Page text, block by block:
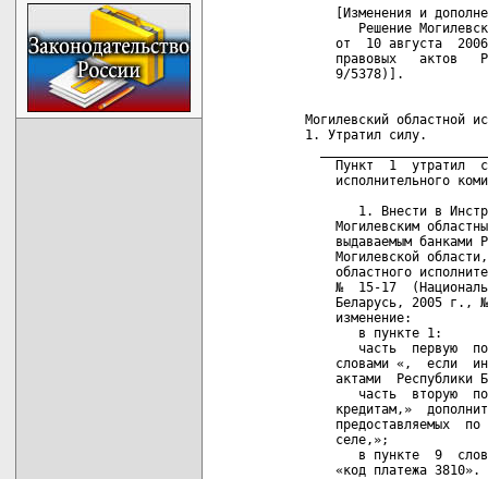
[Изменения и
Решение
от  10 августа
правовых   актов
         9/5378)].
Могилевский областной
     1. Утратил силу.
Пункт  1  утратил
исполнительного
1. Внести в
Могилевским
выдаваемым банками
Могилевской
областного
№  15-17
Беларусь, 2005 г.,
         изменение:
            в пункте 1:
часть  первую
словами «,  если
актами  Республики
часть  вторую
кредитам,»
предоставляемых
         селе,»;
в пункте  9
         «код платежа 3810».